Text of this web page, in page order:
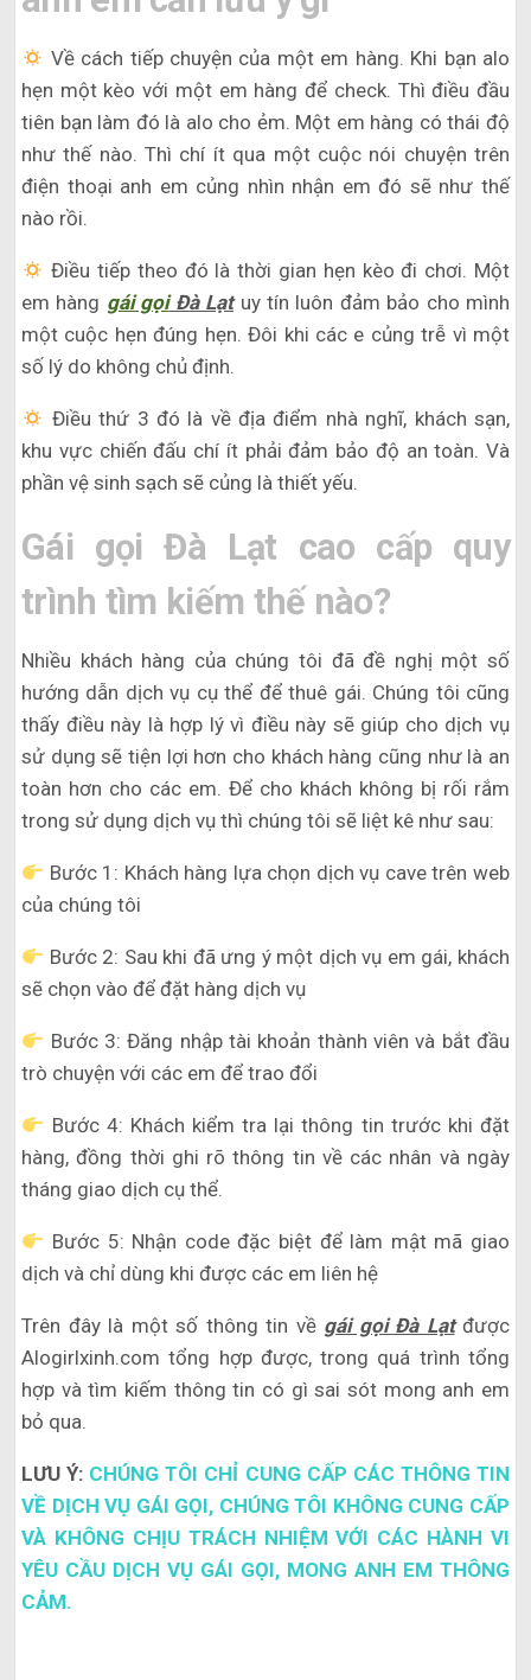
Về cách tiếp chuyện của một em hàng. Khi bạn alo
hẹn một kèo với một em hàng để check. Thì điều đầu
tiên bạn làm đó là alo cho ẻm. Một em hàng có thái độ
như thế nào. Thì chí ít qua một cuộc nói chuyện trên
điện thoại anh em củng nhìn nhận em đó sẽ như thế
nào rồi.
Điều tiếp theo đó là thời gian hẹn kèo đi chơi. Một
em hàng gái gọiĐà Lạtuy tín luôn đảm bảo cho mình
một cuộc hẹn đúng hẹn. Đôi khi các e củng trễ vì một
số lý do không chủ định.
Điều thứ 3 đó là về địa điểm nhà nghĩ, khách sạn,
khu vực chiến đấu chí ít phải đảm bảo độ an toàn. Và
phần vệ sinh sạch sẽ củng là thiết yếu.
Gái gọi Đà Lạt cao cấp quy
trình tìm kiếm thế nào?
Nhiều khách hàng của chúng tôi đã đề nghị một số
hướng dẫn dịch vụ cụ thể để thuê gái. Chúng tôi cũng
thấy điều này là hợp lý vì điều này sẽ giúp cho dịch vụ
sử dụng sẽ tiện lợi hơn cho khách hàng cũng như là an
toàn hơn cho các em. Để cho khách không bị rối rắm
trong sử dụng dịch vụ thì chúng tôi sẽ liệt kê như sau:
Bước 1: Khách hàng lựa chọn dịch vụ cave trên web
của chúng tôi
Bước 2: Sau khi đã ưng ý một dịch vụ em gái, khách
sẽ chọn vào để đặt hàng dịch vụ
Bước 3: Đăng nhập tài khoản thành viên và bắt đầu
trò chuyện với các em để trao đổi
Bước 4: Khách kiểm tra lại thông tin trước khi đặt
hàng, đồng thời ghi rõ thông tin về các nhân và ngày
tháng giao dịch cụ thể.
Bước 5: Nhận code đặc biệt để làm mật mã giao
dịch và chỉ dùng khi được các em liên hệ
Trên đây là một số thông tin về gái gọi Đà Lạtđược
Alogirlxinh.com tổng hợp được, trong quá trình tổng
hợp và tìm kiếm thông tin có gì sai sót mong anh em
bỏ qua.
LƯU Ý: CHÚNG TÔI CHỈ CUNG CẤP CÁC THÔNG TIN
VỀ DỊCH VỤ GÁI GỌI, CHÚNG TÔI KHÔNG CUNG CẤP
VÀ KHÔNG CHỊU TRÁCH NHIỆM VỚI CÁC HÀNH VI
YÊU CẦU DỊCH VỤ GÁI GỌI, MONG ANH EM THÔNG
CẢM.